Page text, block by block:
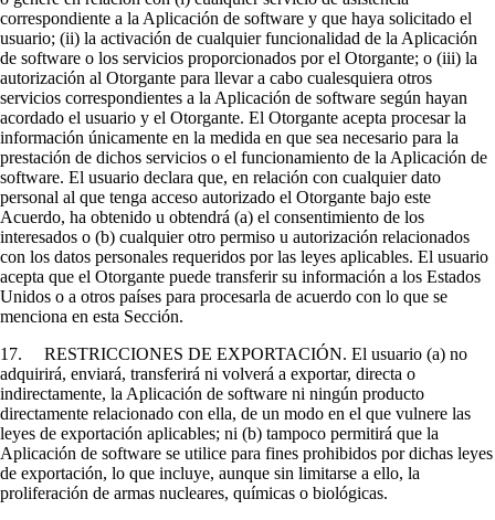
correspondiente a la Aplicación de software y que haya solicitado el
usuario; (ii) la activación de cualquier funcionalidad de la Aplicación
de software o los servicios proporcionados por el Otorgante; o (iii) la
autorización al Otorgante para llevar a cabo cualesquiera otros
servicios correspondientes a la Aplicación de software según hayan
acordado el usuario y el Otorgante. El Otorgante acepta procesar la
información únicamente en la medida en que sea necesario para la
prestación de dichos servicios o el funcionamiento de la Aplicación de
software. El usuario declara que, en relación con cualquier dato
personal al que tenga acceso autorizado el Otorgante bajo este
Acuerdo, ha obtenido u obtendrá (a) el consentimiento de los
interesados o (b) cualquier otro permiso u autorización relacionados
con los datos personales requeridos por las leyes aplicables. El usuario
acepta que el Otorgante puede transferir su información a los Estados
Unidos o a otros países para procesarla de acuerdo con lo que se
menciona en esta Sección.
17. RESTRICCIONES DE EXPORTACIÓN. El usuario (a) no
adquirirá, enviará, transferirá ni volverá a exportar, directa o
indirectamente, la Aplicación de software ni ningún producto
directamente relacionado con ella, de un modo en el que vulnere las
leyes de exportación aplicables; ni (b) tampoco permitirá que la
Aplicación de software se utilice para fines prohibidos por dichas leyes
de exportación, lo que incluye, aunque sin limitarse a ello, la
proliferación de armas nucleares, químicas o biológicas.